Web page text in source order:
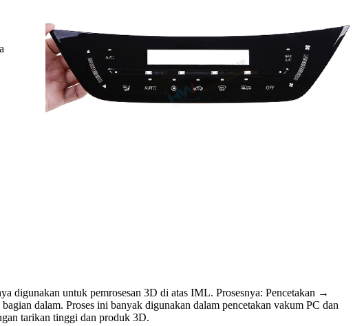
digunakan untuk pemrosesan 3D di atas IML. Prosesnya: Pencetakan →
dalam. Proses ini banyak digunakan dalam pencetakan vakum PC dan
tarikan tinggi dan produk 3D.